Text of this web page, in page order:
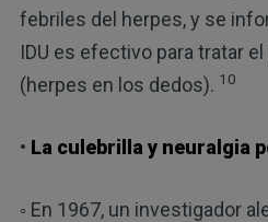
febriles del herpes, y se
IDU es efectivo para tratar
(herpes en los dedos). 10
• La culebrilla y neuralgia
◦ En 1967, un investigador